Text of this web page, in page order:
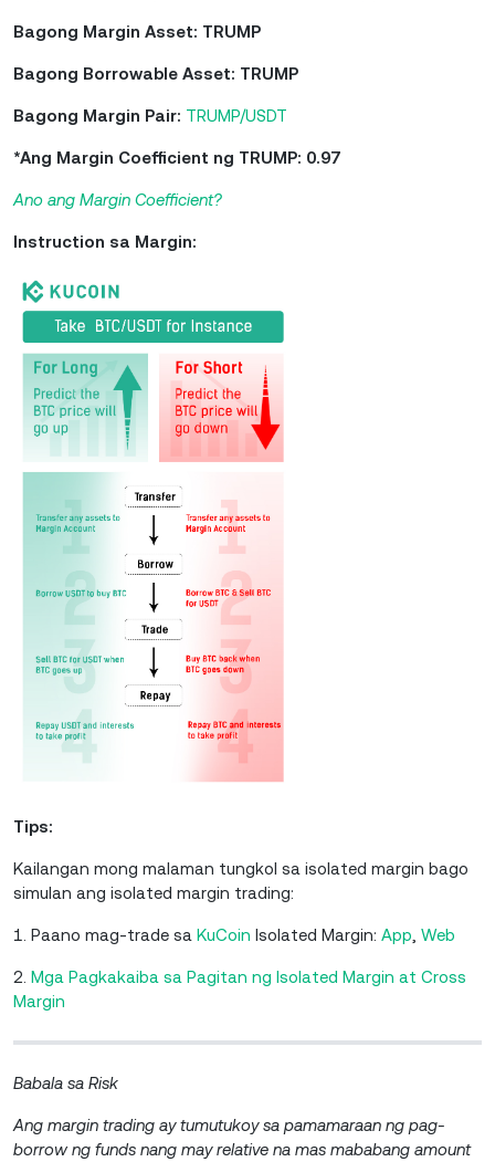
Bagong Margin Asset: TRUMP
Bagong Borrowable Asset: TRUMP
Bagong Margin Pair: TRUMP/USDT
*Ang Margin Coefficient ng TRUMP: 0.97
Ano ang Margin Coefficient?
Instruction sa Margin:
Tips:
Kailangan mong malaman tungkol sa isolated margin bago
simulan ang isolated margin trading:
1. Paano mag-trade sa KuCoin Isolated Margin: App Web
2. Mga Pagkakaiba sa Pagitan ng Isolated Margin at Cross
Margin
Babala sa Risk
Ang margin trading ay tumutukoy sa pamamaraan ng pag-
borrow ng funds nang may relative na mas mababang amount